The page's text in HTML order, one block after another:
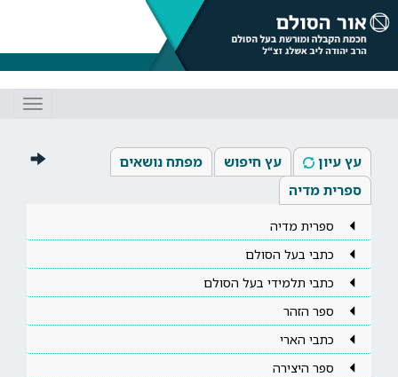
עץ עיון עץ חיפוש
מפתח נושאים
ספרית מדיה
ספרית מדיה
כתבי בעל הסולם
כתבי תלמידי בעל הסולם
ספר הזהר
כתבי הארי
ספר היצירה